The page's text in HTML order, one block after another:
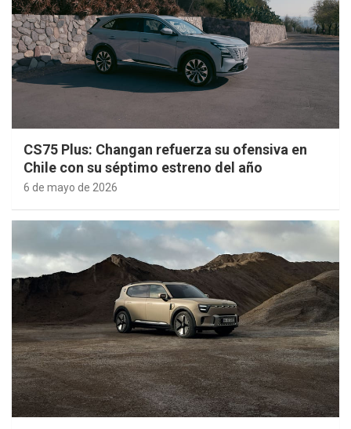
CS75 Plus: Changan refuerza su ofensiva en
Chile con su séptimo estreno del año
6 de mayo de 2026